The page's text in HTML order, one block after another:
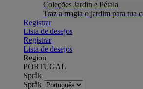
Coleções Jardin e Pétala
Traz a magia o jardim para tua
Registrar
Lista de desejos
Registrar
Lista de desejos
Region
PORTUGAL
Språk
Språk